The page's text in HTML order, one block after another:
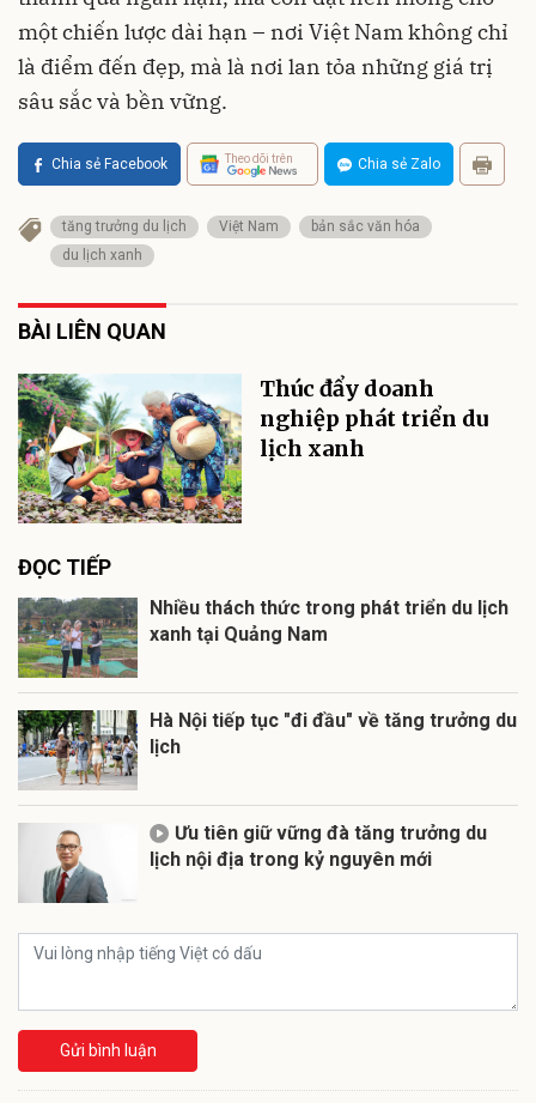
một chiến lược dài hạn – nơi Việt Nam không chỉ
là điểm đến đẹp, mà là nơi lan tỏa những giá trị
sâu sắc và bền vững.
Chia sẻ Facebook Theo dõi trên Chia sẻ Zalo
tăng trưởng du lịch Việt Nam
bản sắc văn hóa
du lịch xanh
BÀI LIÊN QUAN
Thúc đẩy doanh
nghiệp phát triển du
lịch xanh
ĐỌC TIẾP
Nhiều thách thức trong phát triển du lịch
xanh tại Quảng Nam
Hà Nội tiếp tục "đi đầu" về tăng trưởng du
lịch
Ưu tiên giữ vững đà tăng trưởng du
lịch nội địa trong kỷ nguyên mới
Gửi bình luận